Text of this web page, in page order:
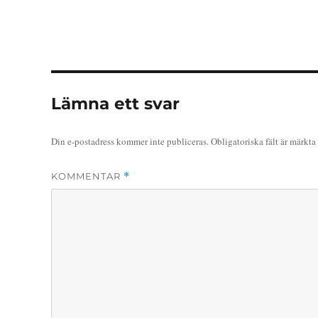
Lämna ett svar
Din e-postadress kommer inte publiceras.Obligatoriska fält är märkta
KOMMENTAR *